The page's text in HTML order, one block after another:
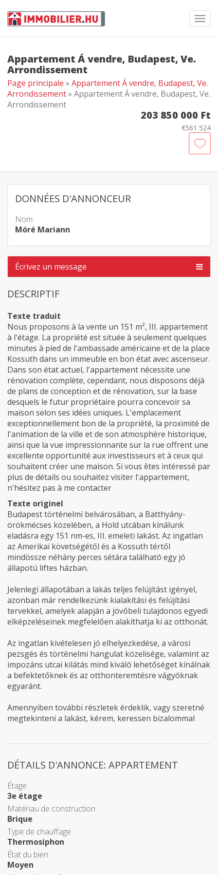
Appartement Á vendre, Budapest, Ve.
Arrondissement
Page principale » Appartement Á vendre, Budapest, Ve.
Arrondissement» Appartement Á vendre, Budapest, Ve.
Arrondissement
203 850 000 Ft
€561 524
DONNÉES D'ANNONCEUR
Nom:
Móré Mariann
Écrivez un message
DESCRIPTIF
Texte traduit
Nous proposons à la vente un 151 m², III. appartement
à l'étage. La propriété est située à seulement quelques
minutes à pied de l'ambassade américaine et de la place
Kossuth dans un immeuble en bon état avec ascenseur.
Dans son état actuel, l'appartement nécessite une
rénovation complète, cependant, nous disposons déjà
de plans de conception et de rénovation, sur la base
desquels le futur propriétaire pourra concevoir sa
maison selon ses idées uniques. L'emplacement
exceptionnellement bon de la propriété, la proximité de
l'animation de la ville et de son atmosphère historique,
ainsi que la vue impressionnante sur la rue offrent une
excellente opportunité aux investisseurs et à ceux qui
souhaitent créer une maison. Si vous êtes intéressé par
plus de détails ou souhaitez visiter l'appartement,
n'hésitez pas à me contacter
Texte originel
Budapest történelmi belvárosában, a Batthyány-
örökmécses közelében, a Hold utcában kínálunk
eladásra egy 151 nm-es, III. emeleti lakást. Az ingatlan
az Amerikai követségétől és a Kossuth tértől
mindössze néhány perces sétára található egy jó
állapotú liftes házban.
Jelenlegi állapotában a lakás teljes felújítást igényel,
azonban már rendelkezünk kialakítási és felújítási
tervekkel, amelyek alapján a jövőbeli tulajdonos egyedi
elképzeléseinek megfelelően alakíthatja ki az otthonát.
Az ingatlan kivételesen jó elhelyezkedése, a városi
pezsgés és történelmi hangulat közelisége, valamint az
impozáns utcai kilátás mind kiváló lehetőséget kínálnak
a befektetőknek és az otthonteremtésre vágyóknak
egyaránt.
Amennyiben további részletek érdeklik, vagy szeretné
megtekinteni a lakást, kérem, keressen bizalommal
DÉTAILS D'ANNONCE: APPARTEMENT
Étage
3e étage
Matériau de construction
Brique
Type de chauffage
Thermosiphon
État du bien
Moyen